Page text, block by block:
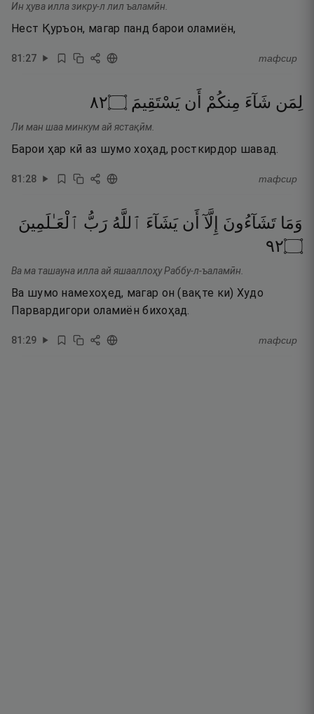
Ин ҳува илла зикру-л лил ъаламӣн.
Нест Қуръон, магар панд барои оламиён,
81:27 тафсир
لِمَن شَآءَ مِنكُمْ أَن يَسْتَقِيمَ ۝٢٨
Ли ман шаа минкум ай ястақӣм.
Барои ҳар кӣ аз шумо хоҳад, росткирдор шавад.
81:28 тафсир
وَمَا تَشَآءُونَ إِلَّآ أَن يَشَآءَ ٱللَّهُ رَبُّ ٱلْعَـٰلَمِينَ
۝٢٩
Ва ма ташауна илла ай яшааллоҳу Раббу-л-ъаламӣн.
Ва шумо намехоҳед, магар он (вақте ки) Худо
Парвардигори оламиён бихоҳад.
81:29 тафсир